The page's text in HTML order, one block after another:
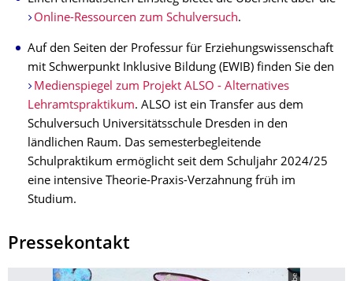
Online-Ressourcen zum Schulversuch.
Auf den Seiten der Professur für Erziehungswissenschaft
mit Schwerpunkt Inklusive Bildung (EWIB) finden Sie den
Medienspiegel zum Projekt ALSO - Alternatives
Lehramtspraktikum. ALSO ist ein Transfer aus dem
Schulversuch Universitätsschule Dresden in den
ländlichen Raum. Das semesterbegleitende
Schulpraktikum ermöglicht seit dem Schuljahr 2024/25
eine intensive Theorie-Praxis-Verzahnung früh im
Studium.
Pressekontakt